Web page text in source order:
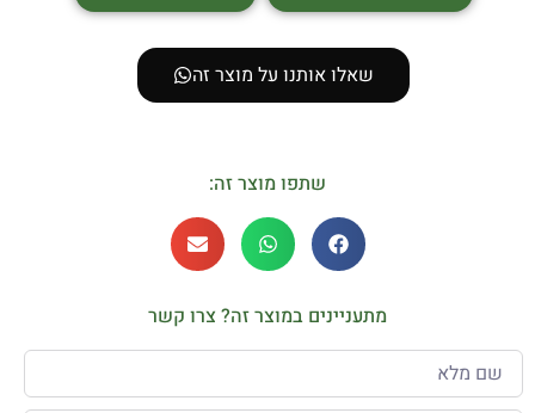
שאלו אותנו על מוצר זה
שתפו מוצר זה:
מתעניינים במוצר זה? צרו קשר